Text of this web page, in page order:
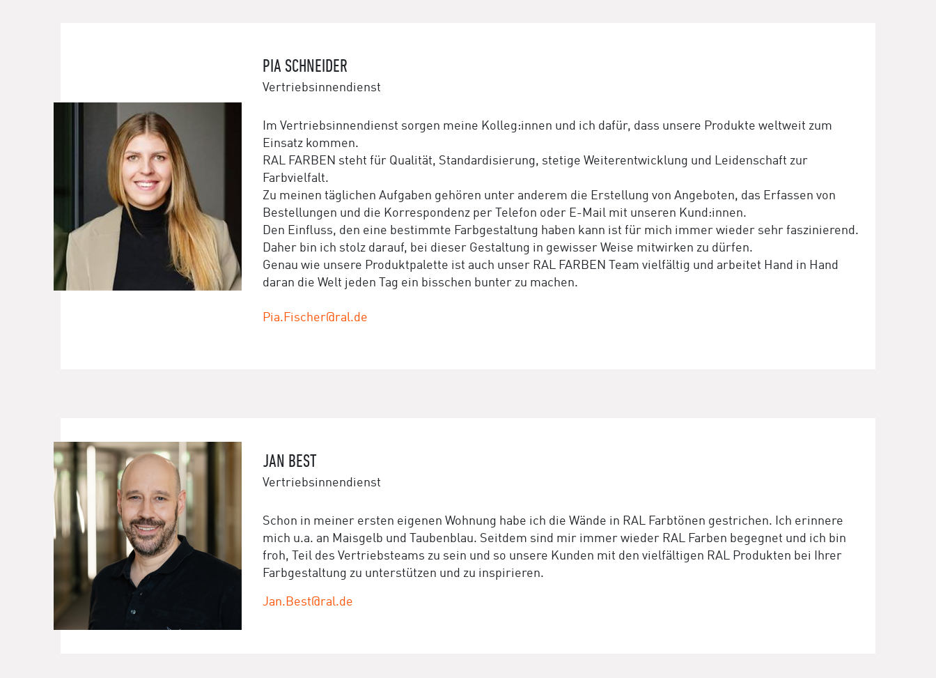
PIA SCHNEIDER
Vertriebsinnendienst
Im Vertriebsinnendienst sorgen meine Kolleg:innen und ich dafür, dass unsere Produkte weltweit zum
Einsatz kommen.
RAL FARBEN steht für Qualität, Standardisierung, stetige Weiterentwicklung und Leidenschaft zur
Farbvielfalt.
Zu meinen täglichen Aufgaben gehören unter anderem die Erstellung von Angeboten, das Erfassen von
Bestellungen und die Korrespondenz per Telefon oder E-Mail mit unseren Kund:innen.
Den Einfluss, den eine bestimmte Farbgestaltung haben kann ist für mich immer wieder sehr faszinierend.
Daher bin ich stolz darauf, bei dieser Gestaltung in gewisser Weise mitwirken zu dürfen.
Genau wie unsere Produktpalette ist auch unser RAL FARBEN Team vielfältig und arbeitet Hand in Hand
daran die Welt jeden Tag ein bisschen bunter zu machen.
Pia.Fischer@ral.de
JAN BEST
Vertriebsinnendienst
Schon in meiner ersten eigenen Wohnung habe ich die Wände in RAL Farbtönen gestrichen. Ich erinnere
mich u.a. an Maisgelb und Taubenblau. Seitdem sind mir immer wieder RAL Farben begegnet und ich bin
froh, Teil des Vertriebsteams zu sein und so unsere Kunden mit den vielfältigen RAL Produkten bei Ihrer
Farbgestaltung zu unterstützen und zu inspirieren.
Jan.Best@ral.de